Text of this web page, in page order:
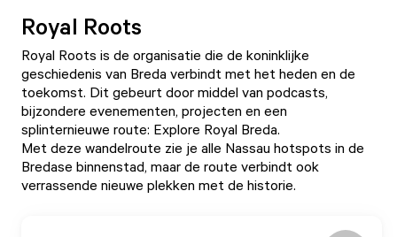
Royal Roots
Royal Roots is de organisatie die de koninklijke
geschiedenis van Breda verbindt met het heden en de
toekomst. Dit gebeurt door middel van podcasts,
bijzondere evenementen, projecten en een
splinternieuwe route: Explore Royal Breda.
Met deze wandelroute zie je alle Nassau hotspots in de
Bredase binnenstad, maar de route verbindt ook
verrassende nieuwe plekken met de historie.